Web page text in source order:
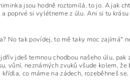
jsou hodně roztomilá, to jo. A jak
poprvé si vylétneme z úlu. Ani si tu
No tak povídej, to mě taky moc zajímá"
jdeš temnou chodbou našeho úlu,
vůní, neznámých zvuků všude kolem,
co máme na zádech, rozeběhneš